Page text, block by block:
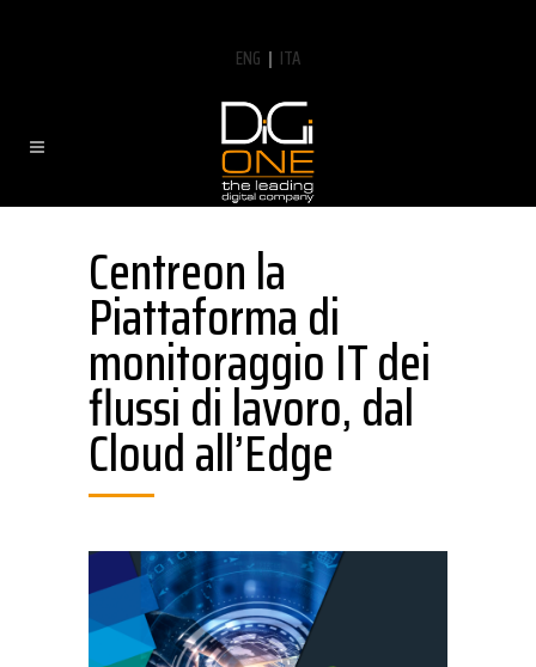
ENG | ITA
Centreon la
Piattaforma di
monitoraggio IT dei
flussi di lavoro, dal
Cloud all’Edge